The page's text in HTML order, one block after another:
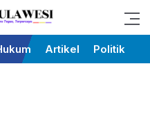
Artikel Politik